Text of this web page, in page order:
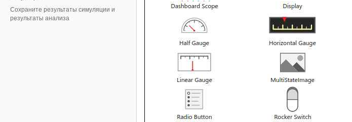
Сохраните результаты симуляции и
результаты анализа